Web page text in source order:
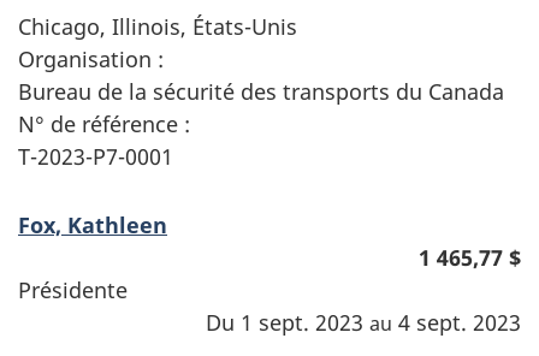
Chicago, Illinois, États-Unis
Organisation :
Bureau de la sécurité des transports du Canada
N° de référence :
T-2023-P7-0001
Fox, Kathleen
1 465,77 $
Présidente
Du 1 sept. 2023 au 4 sept. 2023